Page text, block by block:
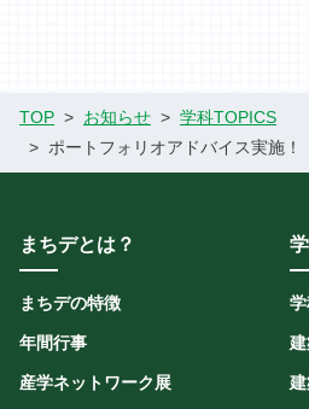
TOP お知らせ
学科TOPICS
ポートフォリオアドバイス実施！
まちデとは？
まちデの特徴
年間行事
産学ネットワーク展